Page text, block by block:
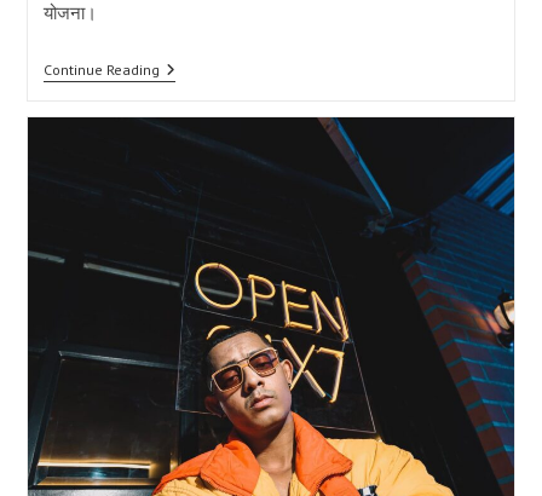
योजना।
Continue Readingएल
नीनो
सूखा:
बारिश
महंगाई
बढ़ेगी